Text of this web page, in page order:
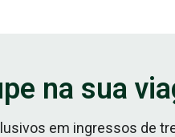
na sua
em ingressos de